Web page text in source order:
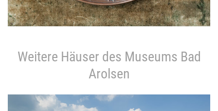
Weitere Häuser des Museums Bad
Arolsen